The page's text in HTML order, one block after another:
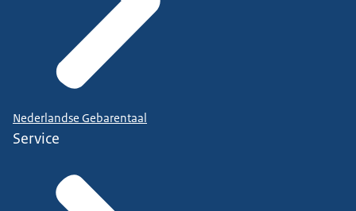
Nederlandse Gebarentaal
Service